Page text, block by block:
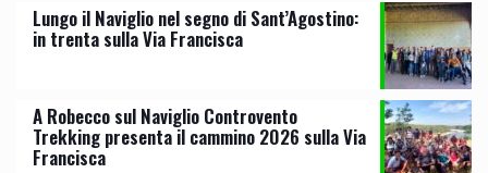
Lungo il Naviglio nel segno di Sant’Agostino:
in trenta sulla Via Francisca
A Robecco sul Naviglio Controvento
Trekking presenta il cammino 2026 sulla Via
Francisca